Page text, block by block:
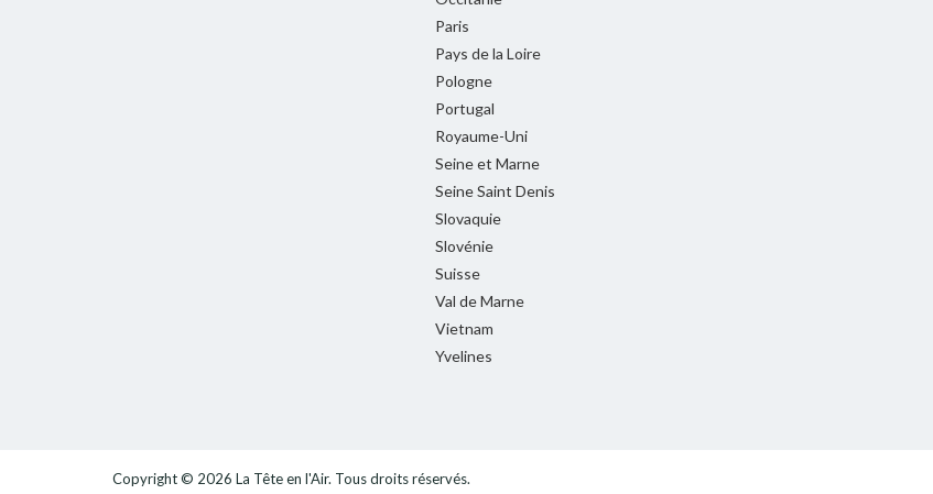
Paris
Pays de la Loire
Pologne
Portugal
Royaume-Uni
Seine et Marne
Seine Saint Denis
Slovaquie
Slovénie
Suisse
Val de Marne
Vietnam
Yvelines
Copyright © 2026 La Tête en l'Air. Tous droits réservés.